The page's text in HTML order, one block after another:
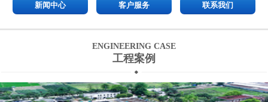
新闻中心 客户服务 联系我们
ENGINEERING CASE
工程案例